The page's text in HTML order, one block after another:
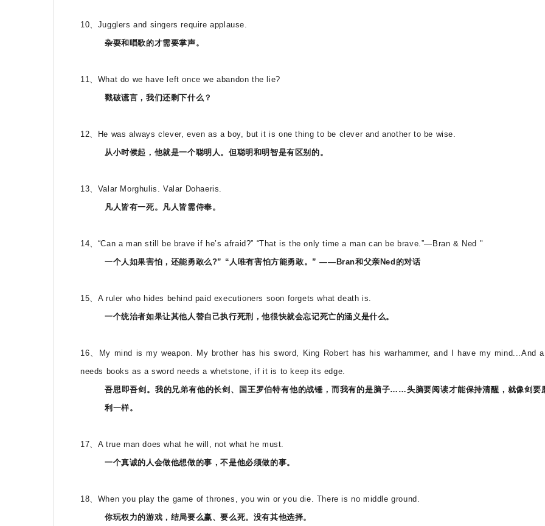
10、Jugglers and singers require applause.
杂耍和唱歌的才需要掌声。
11、What do we have left once we abandon the lie?
戳破谎言，我们还剩下什么？
12、He was always clever, even as a boy, but it is one thing to be clever and another to be wise.
从小时候起，他就是一个聪明人。但聪明和明智是有区别的。
13、Valar Morghulis. Valar Dohaeris.
凡人皆有一死。凡人皆需侍奉。
14、“Can a man still be brave if he’s afraid?” “That is the only time a man can be brave.”—Bran & Ned "
一个人如果害怕，还能勇敢么?” “人唯有害怕方能勇敢。” ——Bran和父亲Ned的对话
15、A ruler who hides behind paid executioners soon forgets what death is.
一个统治者如果让其他人替自己执行死刑，他很快就会忘记死亡的涵义是什么。
16、My mind is my weapon. My brother has his sword, King Robert has his warhammer, and I have my mind...And
needs books as a sword needs a whetstone, if it is to keep its edge.
吾思即吾剑。我的兄弟有他的长剑、国王罗伯特有他的战锤，而我有的是脑子……头脑要阅读才能保持清醒，就像剑要
利一样。
17、A true man does what he will, not what he must.
一个真诚的人会做他想做的事，不是他必须做的事。
18、When you play the game of thrones, you win or you die. There is no middle ground.
你玩权力的游戏，结局要么赢、要么死。没有其他选择。